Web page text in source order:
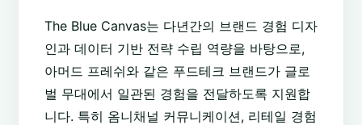
The Blue Canvas는 다년간의 브랜드 경험 디자
인과 데이터 기반 전략 수립 역량을 바탕으로,
아머드 프레쉬와 같은 푸드테크 브랜드가 글로
벌 무대에서 일관된 경험을 전달하도록 지원합
니다. 특히 옴니채널 커뮤니케이션, 리테일 경험